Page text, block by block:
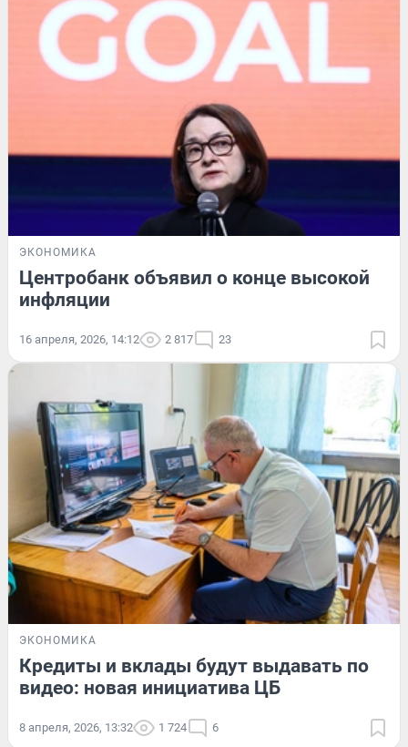
ЭКОНОМИКА
Центробанк объявил о конце высокой
инфляции
16 апреля, 2026, 14:12 2 817 23
ЭКОНОМИКА
Кредиты и вклады будут выдавать по
видео: новая инициатива ЦБ
8 апреля, 2026, 13:32 1 724 6